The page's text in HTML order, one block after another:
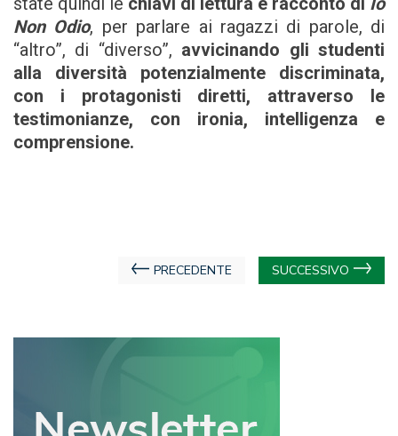
Non Odio, per parlare ai ragazzi di parole, di
“altro”, di “diverso”, avvicinando gli studenti
alla diversità potenzialmente discriminata,
con i protagonisti diretti, attraverso le
testimonianze, con ironia, intelligenza e
comprensione.
Navigazione
PRECEDENTE SUCCESSIVO